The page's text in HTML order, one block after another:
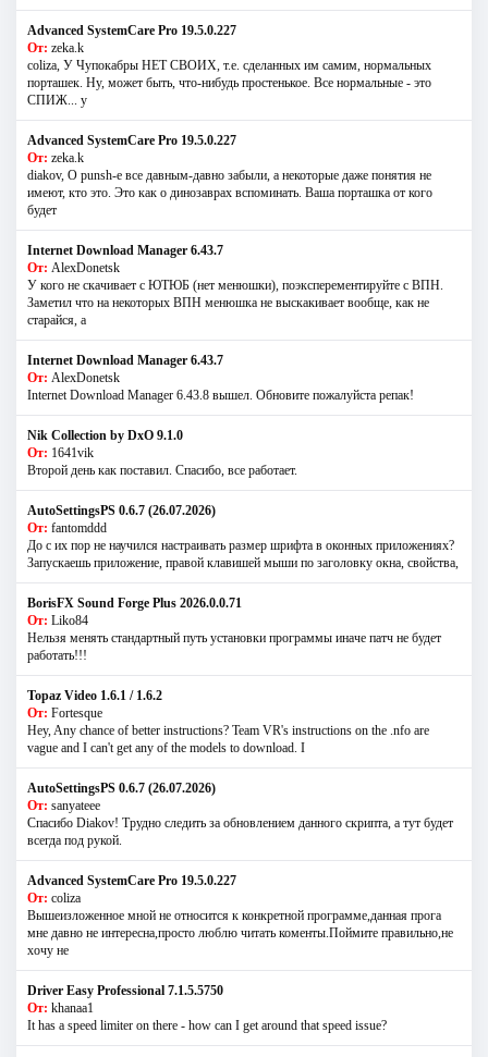
Advanced SystemCare Pro 19.5.0.227
От: zeka.k
coliza, У Чупокабры НЕТ СВОИХ, т.е. сделанных им самим, нормальных
порташек. Ну, может быть, что-нибудь простенькое. Все нормальные - это
СПИЖ... у
Advanced SystemCare Pro 19.5.0.227
От: zeka.k
diakov, О punsh-е все давным-давно забыли, а некоторые даже понятия не
имеют, кто это. Это как о динозаврах вспоминать. Ваша порташка от кого
будет
Internet Download Manager 6.43.7
От: AlexDonetsk
У кого не скачивает с ЮТЮБ (нет менюшки), поэксперементируйте с ВПН.
Заметил что на некоторых ВПН менюшка не выскакивает вообще, как не
старайся, а
Internet Download Manager 6.43.7
От: AlexDonetsk
Internet Download Manager 6.43.8 вышел. Обновите пожалуйста репак!
Nik Collection by DxO 9.1.0
От: 1641vik
Второй день как поставил. Спасибо, все работает.
AutoSettingsPS 0.6.7 (26.07.2026)
От: fantomddd
До с их пор не научился настраивать размер шрифта в оконных приложениях?
Запускаешь приложение, правой клавишей мыши по заголовку окна, свойства,
BorisFX Sound Forge Plus 2026.0.0.71
От: Liko84
Нельзя менять стандартный путь установки программы иначе патч не будет
работать!!!
Topaz Video 1.6.1 / 1.6.2
От: Fortesque
Hey, Any chance of better instructions? Team VR's instructions on the .nfo are
vague and I can't get any of the models to download. I
AutoSettingsPS 0.6.7 (26.07.2026)
От: sanyateee
Спасибо Diakov! Трудно следить за обновлением данного скрипта, а тут будет
всегда под рукой.
Advanced SystemCare Pro 19.5.0.227
От: coliza
Вышеизложенное мной не относится к конкретной программе,данная прога
мне давно не интересна,просто люблю читать коменты.Поймите правильно,не
хочу не
Driver Easy Professional 7.1.5.5750
От: khanaa1
It has a speed limiter on there - how can I get around that speed issue?